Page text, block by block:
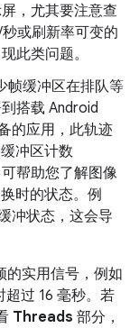
，尤其要注意查
或刷新率可变的
此类问题。
帧缓冲区在排队等
搭载 Android
的应用，此轨迹
冲区计数
帮助您了解图像
时的状态。例
冲状态，这会导
的实用信号，例如
超过 16 毫秒。若
Threads 部分，